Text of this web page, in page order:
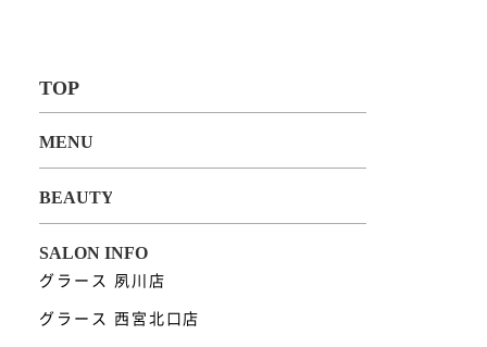
グラース 夙川店
グラース 西宮北口店